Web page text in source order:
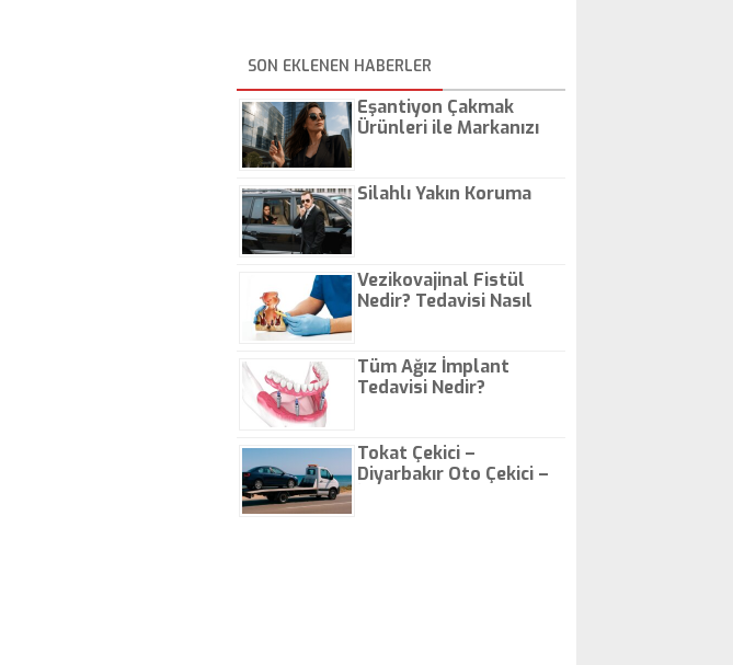
SON EKLENEN HABERLER
Eşantiyon Çakmak
Ürünleri ile Markanızı
Silahlı Yakın Koruma
Vezikovajinal Fistül
Nedir? Tedavisi Nasıl
Tüm Ağız İmplant
Tedavisi Nedir?
Tokat Çekici –
Diyarbakır Oto Çekici –